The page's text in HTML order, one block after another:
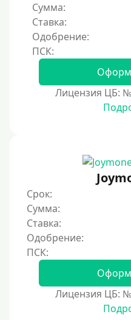
По паспорту
Без паспорта
По фото
Без подтверждения
Без справок и
Под 1 %
С пролонгацией
Под высокий процент
Без комиссии
В рассрочку
С ежемесячным
Сумма:
Ставка:
Одобрение:
Лицензия ЦБ:
Срок:
Сумма:
Ставка:
Одобрение:
Лицензия ЦБ: